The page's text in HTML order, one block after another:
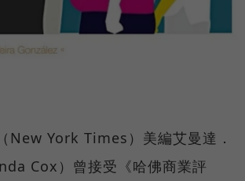
New York Times）美編艾曼達．
Cox）曾接受《哈佛商業評